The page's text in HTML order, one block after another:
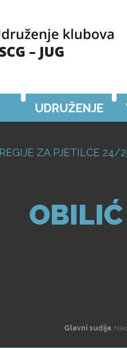
UDRUŽENJE
ZA PJETILĆE 24/
Glavni sudija: